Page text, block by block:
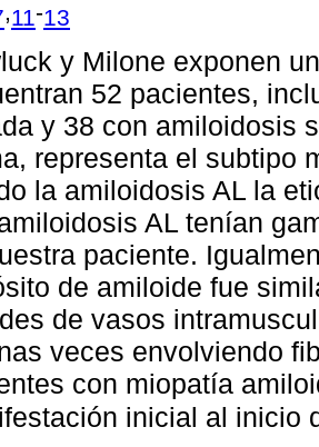
,11 -13
y Milone exponen
52 pacientes,
y 38 con amiloidosis
representa el subtipo
la amiloidosis AL la
AL tenían
paciente.
de amiloide fue
de vasos
veces envolviendo
con miopatía
inicial al inicio